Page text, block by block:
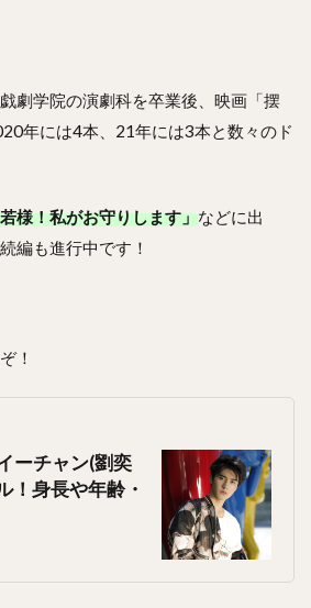
劇学院の演劇科を卒業後、映画「摆
年には4本、21年には3本と数々のド
様！私がお守りします」などに出
編も進行中です！
！
ーチャン(劉奕
！身長や年齢・